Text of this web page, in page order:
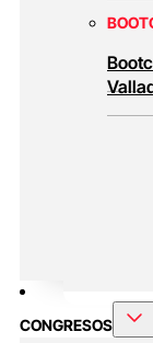
CONGRESOS